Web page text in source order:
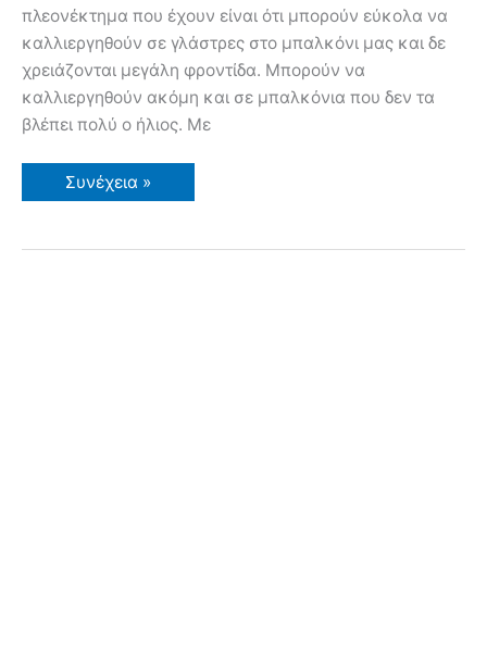
πλεονέκτημα που έχουν είναι ότι μπορούν εύκολα να
καλλιεργηθούν σε γλάστρες στο μπαλκόνι μας και δε
χρειάζονται μεγάλη φροντίδα. Μπορούν να
καλλιεργηθούν ακόμη και σε μπαλκόνια που δεν τα
βλέπει πολύ ο ήλιος. Με
Αρωματικά
Φυτά
Συνέχεια »